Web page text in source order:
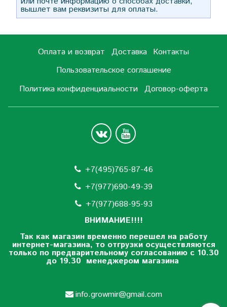
вышлет вам реквизиты для оплаты.
Оплата и возврат Доставка Контакты
Пользовательское соглашение
Политика конфиденциальности Договор-оферта
+7(495)765-87-46
+7(977)690-49-39
+7(977)688-95-93
ВНИМАНИЕ!!!!
Так как магазин временно перешел на работу
интернет-магазина, то отгрузки осуществляются
только по предварительному согласованию с 10.30
до 19.30 менеджером магазина
info.growmir@gmail.com